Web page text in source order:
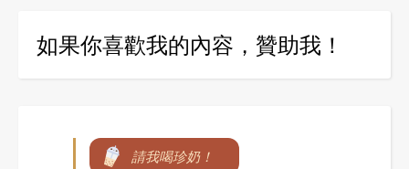
如果你喜歡我的內容，贊助我！
請我喝珍奶！